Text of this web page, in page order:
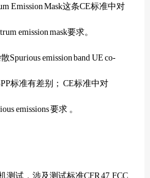
Emission Mask这条CE标准中对
emission mask要求。
Spurious emission band UE co-
标准有差别； CE标准中对
emissions 要求 。
测试，涉及测试标准CFR 47,FCC